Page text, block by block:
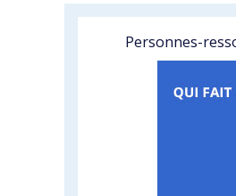
Personnes-